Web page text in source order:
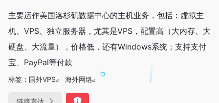
主要运作美国洛杉矶数据中心的主机业务，包括：虚拟主
机、VPS、独立服务器，尤其是VPS，配置高（大内存、大
硬盘、大流量），价格低，还有Windows系统；支持支付
宝、PayPal等付款
标签： 国外VPS 海外网络
链接直达